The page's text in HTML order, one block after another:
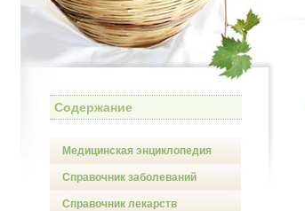
Содержание
Медицинская энциклопедия
Справочник заболеваний
Справочник лекарств